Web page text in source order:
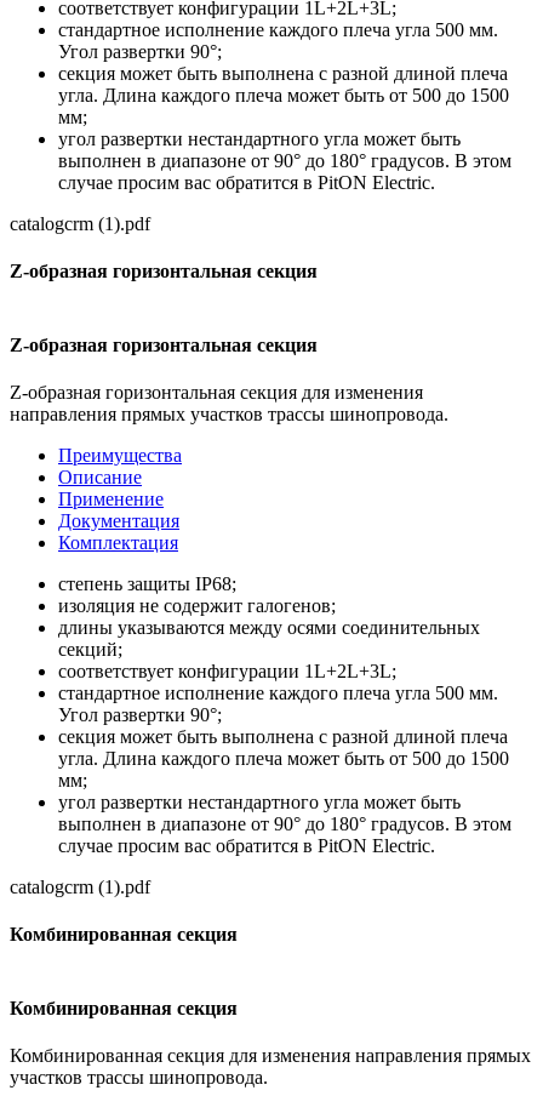
соответствует конфигурации 1L+2L+3L;
стандартное исполнение каждого плеча угла 500 мм.
Угол развертки 90°;
секция может быть выполнена с разной длиной плеча
угла. Длина каждого плеча может быть от 500 до 1500
мм;
угол развертки нестандартного угла может быть
выполнен в диапазоне от 90° до 180° градусов. В этом
случае просим вас обратится в PitON Electric.
catalogcrm (1).pdf
Z-образная горизонтальная секция
Z-образная горизонтальная секция
Z-образная горизонтальная секция для изменения
направления прямых участков трассы шинопровода.
Преимущества
Описание
Применение
Документация
Комплектация
степень защиты IР68;
изоляция не содержит галогенов;
длины указываются между осями соединительных
секций;
соответствует конфигурации 1L+2L+3L;
стандартное исполнение каждого плеча угла 500 мм.
Угол развертки 90°;
секция может быть выполнена с разной длиной плеча
угла. Длина каждого плеча может быть от 500 до 1500
мм;
угол развертки нестандартного угла может быть
выполнен в диапазоне от 90° до 180° градусов. В этом
случае просим вас обратится в PitON Electric.
catalogcrm (1).pdf
Комбинированная секция
Комбинированная секция
Комбинированная секция для изменения направления прямых
участков трассы шинопровода.